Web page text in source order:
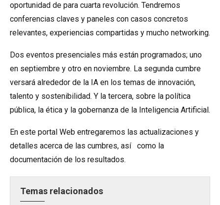
oportunidad de para cuarta revolución. Tendremos
conferencias claves y paneles con casos concretos
relevantes, experiencias compartidas y mucho networking.
Dos eventos presenciales más están programados; uno
en septiembre y otro en noviembre. La segunda cumbre
versará alrededor de la IA en los temas de innovación,
talento y sostenibilidad. Y la tercera, sobre la política
pública, la ética y la gobernanza de la Inteligencia Artificial.
En este portal Web entregaremos las actualizaciones y
detalles acerca de las cumbres, así como la
documentación de los resultados.
Temas relacionados